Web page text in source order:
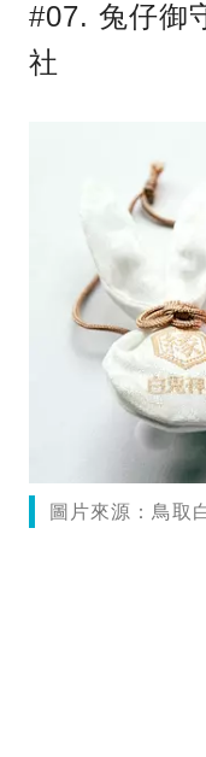
#07. 兔仔御
社
圖片來源：鳥取